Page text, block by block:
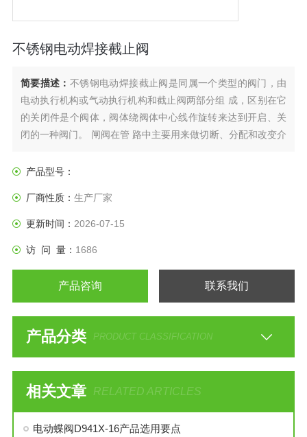
不锈钢电动焊接截止阀
简要描述： 不锈钢电动焊接截止阀是同属一个类型的阀门，由
电动执行机构或气动执行机构和截止阀两部分组 成，区别在它
的关闭件是个阀体，阀体绕阀体中心线作旋转来达到开启、关
闭的一种阀门。 闸阀在管 路中主要用来做切断、分配和改变介
用 的一种新型阀门。
产品型号：
厂商性质： 生产厂家
更新时间： 2026-07-15
访 问 量： 1686
产品咨询 联系我们
产品分类 PRODUCT CLASSIFICATION
相关文章 RELATED ARTICLES
电动蝶阀D941X-16产品选用要点